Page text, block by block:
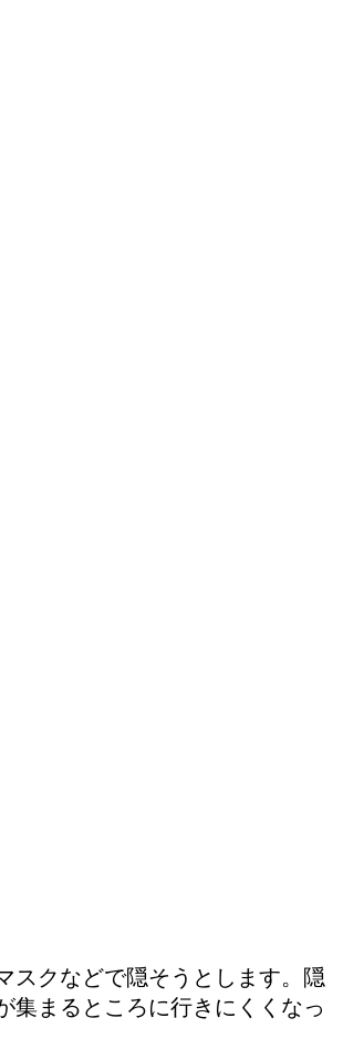
スクなどで隠そうとします。隠
集まるところに行きにくくなっ